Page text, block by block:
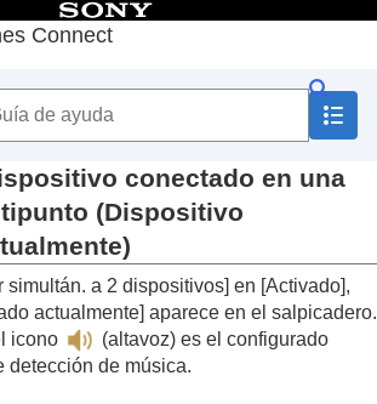
Connect
Contenido
“Sony | Headphones
aparecen en la pestaña [Estado]
de acciones o lugares y ajuste
de la función de supresión de
de sonido adaptativo)
del dispositivo conectado en una
multipunto (Dispositivo
actualmente)
del dispositivo de reproducción de
conectado en una
(Dispositivo
)
simultán. a 2 dispositivos] en [Activado],
actualmente] aparece en el salpicadero.
icono
(altavoz) es el configurado
detección de música.